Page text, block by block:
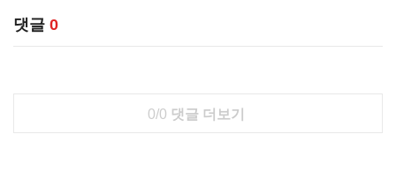
댓글 0
0/0 댓글 더보기